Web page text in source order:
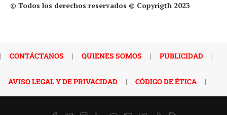
© Todos los derechos reservados © Copyrigth 2023
| CONTÁCTANOS | QUIENES SOMOS | PUBLICIDAD |
AVISO LEGAL Y DE PRIVACIDAD | CÓDIGO DE ÉTICA |